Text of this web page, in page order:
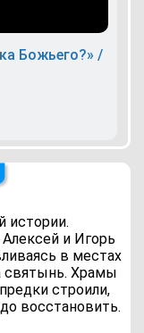
Божьего?» /
истории.
и Игорь
в местах
святынь. Храмы
строили,
восстановить.